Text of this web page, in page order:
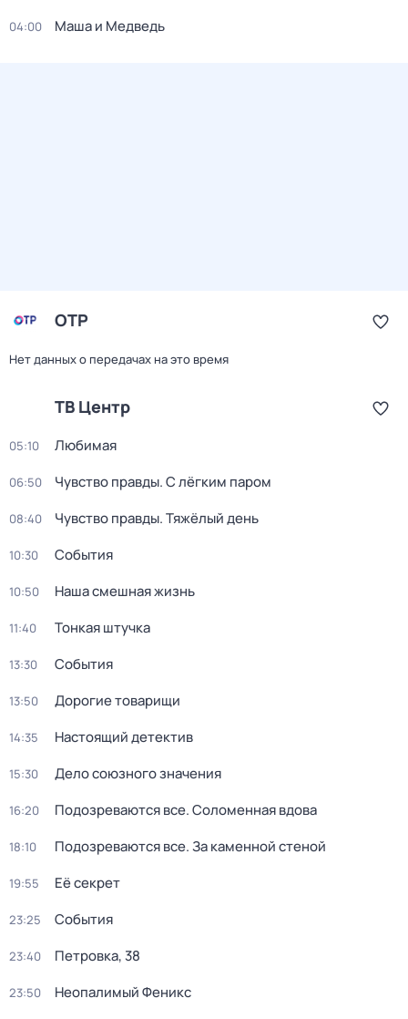
04:00 Маша и Медведь
ОТР
Нет данных о передачах на это время
ТВ Центр
05:10 Любимая
06:50 Чувство правды. С лёгким паром
08:40 Чувство правды. Тяжёлый день
10:30 События
10:50 Наша смешная жизнь
11:40 Тонкая штучка
13:30 События
13:50 Дорогие товарищи
14:35 Настоящий детектив
15:30 Дело союзного значения
16:20 Подозреваются все. Соломенная вдова
18:10 Подозреваются все. За каменной стеной
19:55 Её секрет
23:25 События
23:40 Петровка, 38
23:50 Неопалимый Феникс